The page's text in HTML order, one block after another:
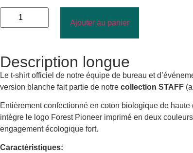
Ajouter au panier
Description longue
Le t-shirt officiel de notre équipe de bureau et
version blanche fait partie de notre collection STAFF
Entièrement confectionné en coton biologique de
intègre le logo Forest Pioneer imprimé en deux
engagement écologique fort.
Caractéristiques: